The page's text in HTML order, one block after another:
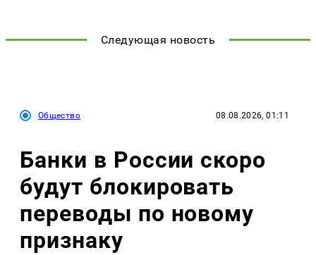
Следующая новость
Общество 08.08.2026, 01:11
Банки в России скоро
будут блокировать
переводы по новому
признаку